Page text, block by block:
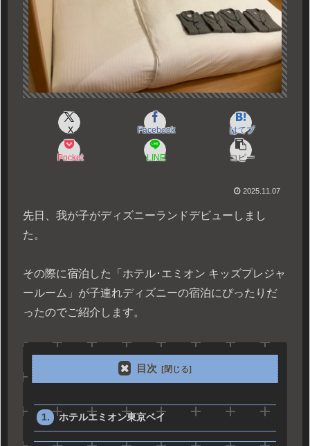
X Facebook はてブ
Pocket LINE コピー
2025.11.07
先日、我が子がディズニーランドデビューしまし
た。
その際に宿泊した「ホテル･エミオン キッズプレジャ
ールーム」が子連れディズニーの宿泊にぴったりだ
ったのでご紹介します。
目次
ホテルエミオン東京ベイ